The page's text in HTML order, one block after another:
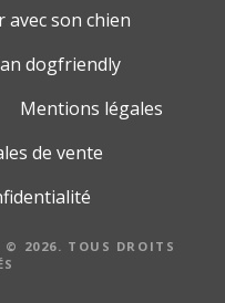
avec son chien
dogfriendly
Mentions légales
de vente
© 2026. TOUS DROITS